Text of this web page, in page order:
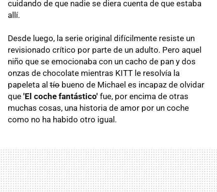
cuidando de que nadie se diera cuenta de que estaba
allí.
Desde luego, la serie original difícilmente resiste un
revisionado crítico por parte de un adulto. Pero aquel
niño que se emocionaba con un cacho de pan y dos
onzas de chocolate mientras KITT le resolvía la
papeleta al tío bueno de Michael es incapaz de olvidar
que 'El coche fantástico' fue, por encima de otras
muchas cosas, una historia de amor por un coche
como no ha habido otro igual.